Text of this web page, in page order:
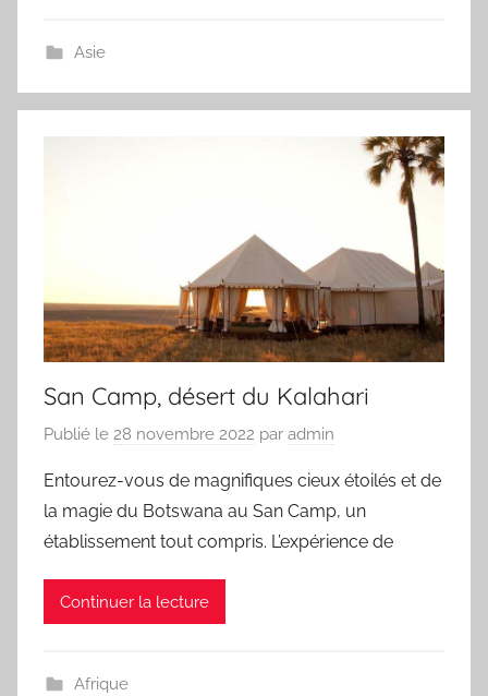
Asie
San Camp, désert du Kalahari
Publié le 28 novembre 2022 par admin
Entourez-vous de magnifiques cieux étoilés et de
la magie du Botswana au San Camp, un
établissement tout compris. L’expérience de
Continuer la lecture
Afrique